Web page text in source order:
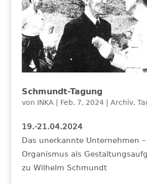
Schmundt-Tagung
von INKA Feb. 7, 2024 Archiv,
19.-21.04.2024
Das unerkannte Unternehmen
Organismus als
zu Wilhelm Schmundt